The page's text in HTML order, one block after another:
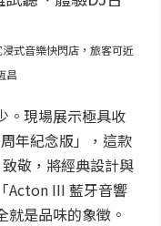
式音樂快閃店，旅客可近
昌
。現場展示極具收
年紀念版」，這款
敬，將經典設計與
Acton III 藍牙音響
是品味的象徵。